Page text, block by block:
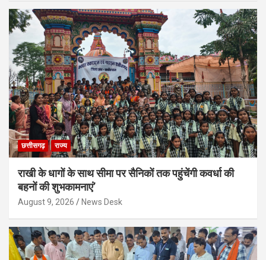
छत्तीसगढ़ राज्य
राखी के धागों के साथ सीमा पर सैनिकों तक पहुंचेंगी कवर्धा की
बहनों की शुभकामनाएं’
August 9, 2026 News Desk